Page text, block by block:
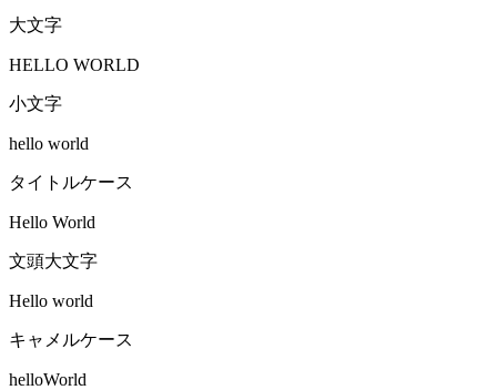
大文字
HELLO WORLD
小文字
hello world
タイトルケース
Hello World
文頭大文字
Hello world
キャメルケース
helloWorld